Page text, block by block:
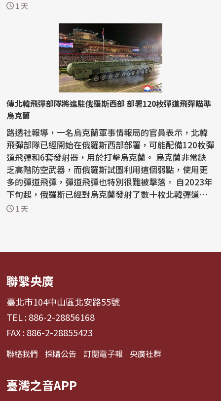
1 天
傳北韓飛彈部隊將進駐俄羅斯西部 部署120枚彈道飛彈瞄準
烏克蘭
路透社報導，一名烏克蘭軍事情報局的官員表示，北韓
飛彈部隊已經開始在俄羅斯西部部署，可能配備120枚彈
道飛彈和6套發射器，用於打擊烏克蘭。 烏克蘭非常缺
乏高階防空武器，而俄羅斯試圖利用這個弱點，使用更
多的彈道飛彈，彈道飛彈也特別很難被擊落。 自2023年
下旬起，俄羅斯已經對烏克蘭發射了數十枚北韓彈道飛
彈...1 天
聯繫央廣
臺北市104中山區北安路55號
TEL : 886-2-28856168
FAX : 886-2-28855423
聯絡我們 採購公告 訂閱電子報 央廣社群
臺灣之音APP